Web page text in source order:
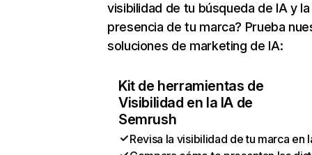
visibilidad de tu búsqueda de IA y la
presencia de tu marca? Prueba
soluciones de marketing de IA:
Kit de herramientas de
Visibilidad en la IA de
Semrush
Revisa la visibilidad de tu marca en